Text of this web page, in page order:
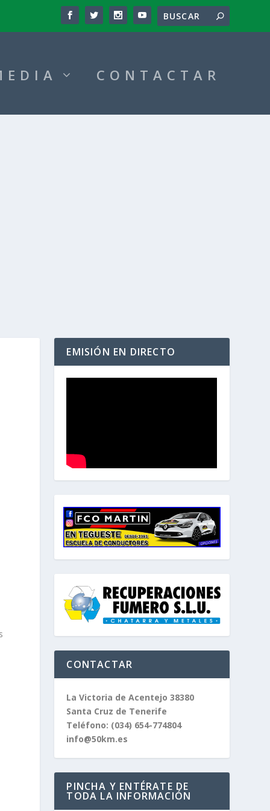
CONTACTAR
EMISIÓN EN DIRECTO
CONTACTAR
La Victoria de Acentejo 38380
Santa Cruz de Tenerife
Teléfono: (034) 654-774804
info@50km.es
PINCHA Y ENTÉRATE DE
TODA LA INFORMACIÓN